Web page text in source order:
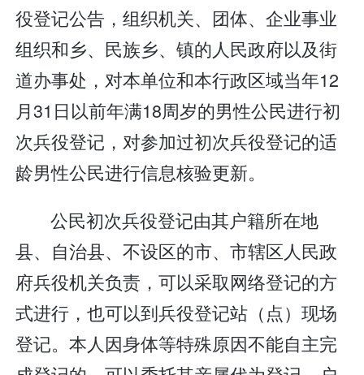
役登记公告，组织机关、团体、企业事业
组织和乡、民族乡、镇的人民政府以及街
道办事处，对本单位和本行政区域当年12
月31日以前年满18周岁的男性公民进行初
次兵役登记，对参加过初次兵役登记的适
龄男性公民进行信息核验更新。
公民初次兵役登记由其户籍所在地
县、自治县、不设区的市、市辖区人民政
府兵役机关负责，可以采取网络登记的方
式进行，也可以到兵役登记站（点）现场
登记。本人因身体等特殊原因不能自主完